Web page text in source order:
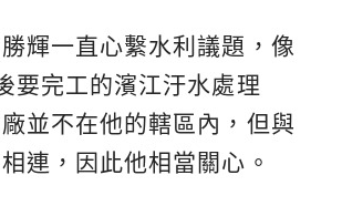
輝一直心繫水利議題，像
要完工的濱江汙水處理
並不在他的轄區內，但與
連，因此他相當關心。